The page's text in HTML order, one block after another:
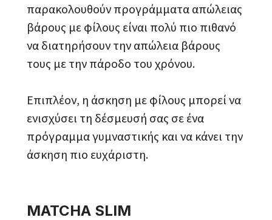
παρακολουθούν προγράμματα απώλειας
βάρους με φίλους είναι πολύ πιο πιθανό
να διατηρήσουν την απώλεια βάρους
τους με την πάροδο του χρόνου.
Επιπλέον, η άσκηση με φίλους μπορεί να
ενισχύσει τη δέσμευσή σας σε ένα
πρόγραμμα γυμναστικής και να κάνει την
άσκηση πιο ευχάριστη.
MATCHA SLIM